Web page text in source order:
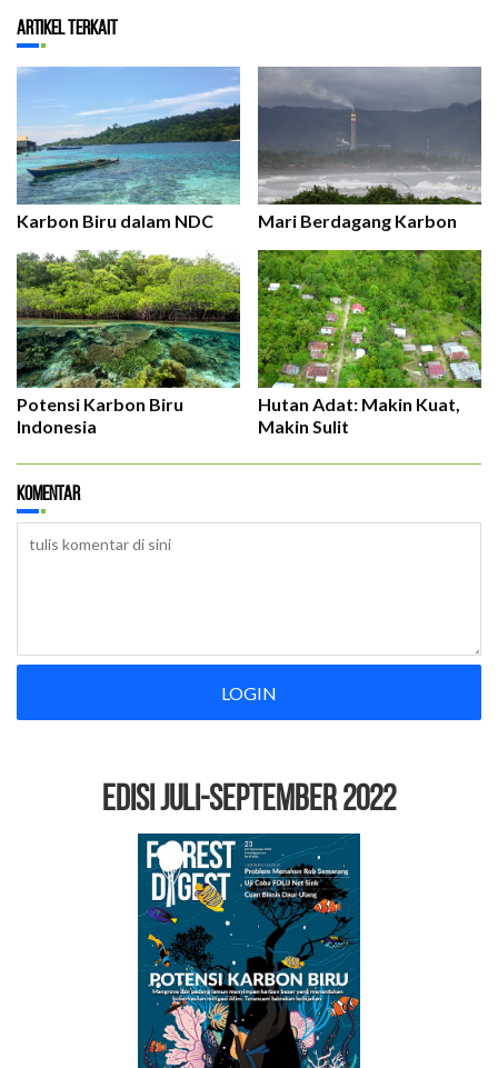
Artikel Terkait
Karbon Biru dalam NDC Mari Berdagang Karbon
Potensi Karbon Biru
Indonesia
Hutan Adat: Makin Kuat,
Makin Sulit
Komentar
LOGIN
EDISI Juli-September 2022